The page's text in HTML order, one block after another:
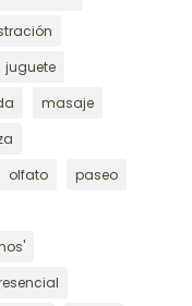
juguete
masaje
olfato
paseo